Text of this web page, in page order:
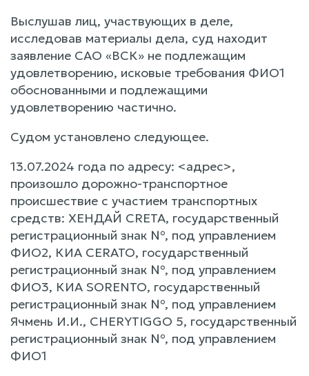
Выслушав лиц, участвующих в деле,
исследовав материалы дела, суд находит
заявление САО «ВСК» не подлежащим
удовлетворению, исковые требования ФИО1
обоснованными и подлежащими
удовлетворению частично.
Судом установлено следующее.
13.07.2024 года по адресу: <адрес>,
произошло дорожно-транспортное
происшествие с участием транспортных
средств: ХЕНДАЙ CRETA, государственный
регистрационный знак №, под управлением
ФИО2, КИА CERATO, государственный
регистрационный знак №, под управлением
ФИО3, КИА SORENTO, государственный
регистрационный знак №, под управлением
Ячмень И.И., CHERYTIGGO 5, государственный
регистрационный знак №, под управлением
ФИО1